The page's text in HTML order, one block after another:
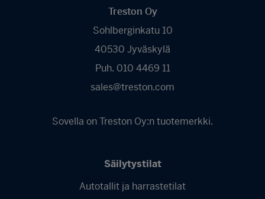
Treston Oy
Sohlberginkatu 10
40530 Jyväskylä
Puh. 010 4469 11
sales@treston.com
Sovella on Treston Oy:n tuotemerkki.
Säilytystilat
Autotallit ja harrastetilat